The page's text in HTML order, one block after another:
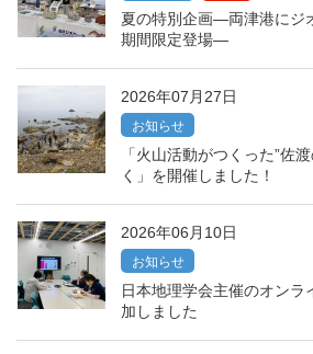
夏の特別企画―両津港にジ
期間限定登場―
2026年07月27日
お知らせ
「火山活動がつくった”佐
く」を開催しました！
2026年06月10日
お知らせ
日本地理学会主催のオンラ
加しました